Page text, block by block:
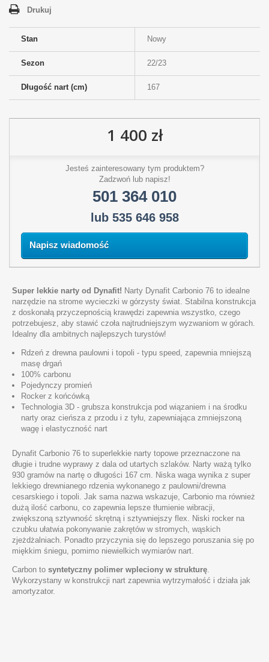
Drukuj
Stan Nowy
Sezon 22/23
Długość nart (cm) 167
1 400 zł
Jesteś zainteresowany tym produktem?
Zadzwoń lub napisz!
501 364 010
lub 535 646 958
Napisz wiadomość
Super lekkie narty od Dynafit! Narty Dynafit Carbonio 76 to idealne
narzędzie na strome wycieczki w górzysty świat. Stabilna konstrukcja
z doskonałą przyczepnością krawędzi zapewnia wszystko, czego
potrzebujesz, aby stawić czoła najtrudniejszym wyzwaniom w górach.
Idealny dla ambitnych najlepszych turystów!
Rdzeń z drewna paulowni i topoli - typu speed, zapewnia mniejszą
masę drgań
100% carbonu
Pojedynczy promień
Rocker z końcówką
Technologia 3D - grubsza konstrukcja pod wiązaniem i na środku
narty oraz cieńsza z przodu i z tyłu, zapewniająca zmniejszoną
wagę i elastyczność nart
Dynafit Carbonio 76 to superlekkie narty topowe przeznaczone na
długie i trudne wyprawy z dala od utartych szlaków. Narty ważą tylko
930 gramów na nartę o długości 167 cm. Niska waga wynika z super
lekkiego drewnianego rdzenia wykonanego z paulowni/drewna
cesarskiego i topoli. Jak sama nazwa wskazuje, Carbonio ma również
dużą ilość carbonu, co zapewnia lepsze tłumienie wibracji,
zwiększoną sztywność skrętną i sztywniejszy flex. Niski rocker na
czubku ułatwia pokonywanie zakrętów w stromych, wąskich
zjeżdżalniach. Ponadto przyczynia się do lepszego poruszania się po
miękkim śniegu, pomimo niewielkich wymiarów nart.
Carbon to syntetyczny polimer wpleciony w strukturę.
Wykorzystany w konstrukcji nart zapewnia wytrzymałość i działa jak
amortyzator.